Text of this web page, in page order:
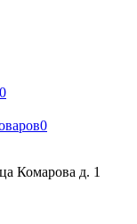
0
0
Комарова д. 1